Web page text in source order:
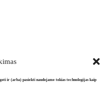
ir (arba) pasiekti naudojame tokias technologijas kaip